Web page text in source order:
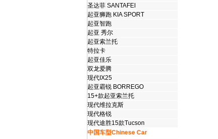
圣达菲 SANTAFEI
起亚狮跑 KIA SPORT
起亚智跑
起亚 秀尔
起亚索兰托
特拉卡
起亚佳乐
双龙爱腾
现代IX25
起亚霸锐 BORREGO
15+款起亚索兰托
现代维拉克斯
现代格锐
现代途胜15款Tucson
中国车型Chinese Car